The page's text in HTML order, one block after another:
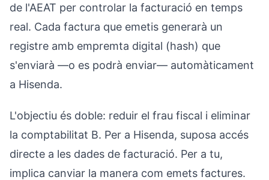
de l'AEAT per controlar la facturació en temps
real. Cada factura que emetis generarà un
registre amb empremta digital (hash) que
s'enviarà —o es podrà enviar— automàticament
a Hisenda.
L'objectiu és doble: reduir el frau fiscal i eliminar
la comptabilitat B. Per a Hisenda, suposa accés
directe a les dades de facturació. Per a tu,
implica canviar la manera com emets factures.